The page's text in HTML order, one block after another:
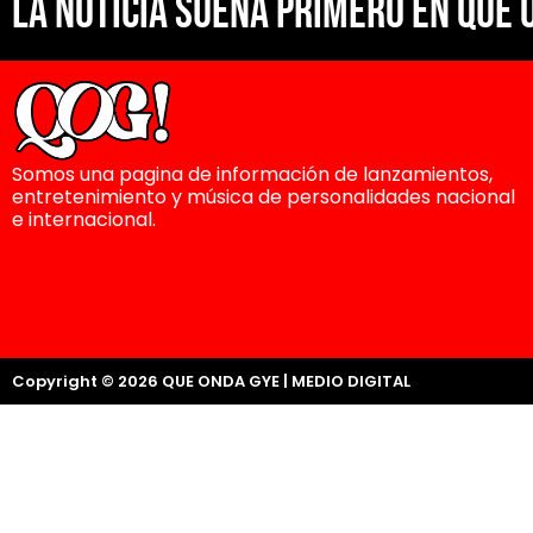
La noticia suena primero en Que
Somos una pagina de información de lanzamientos,
entretenimiento y música de personalidades nacional
e internacional.
Copyright © 2026 QUE ONDA GYE | MEDIO DIGITAL